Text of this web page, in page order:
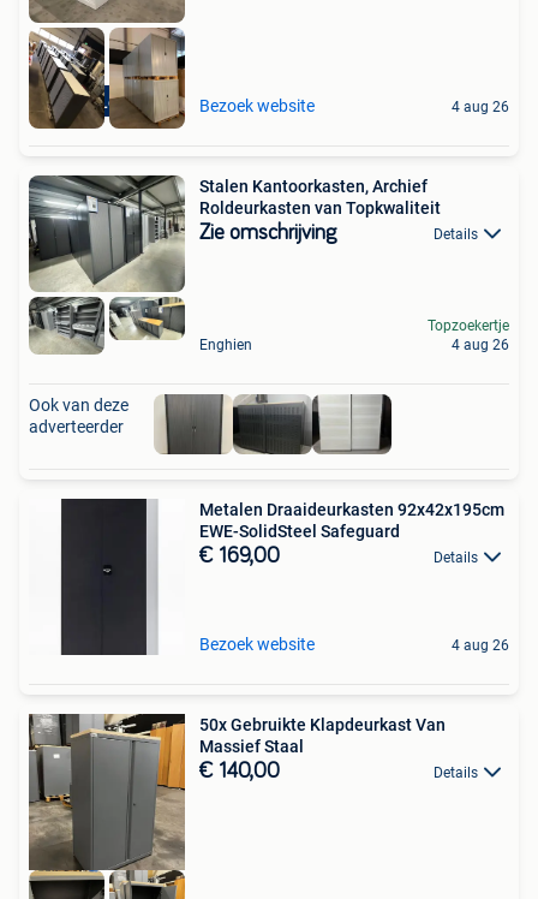
Gratis Levering Bezoek website 4 aug 26
Stalen Kantoorkasten, Archief
Roldeurkasten van Topkwaliteit
Zie omschrijving Details
Enghien
Topzoekertje
4 aug 26
Ook van deze
adverteerder
Metalen Draaideurkasten 92x42x195cm
EWE-SolidSteel Safeguard
€ 169,00 Details
Bezoek website 4 aug 26
50x Gebruikte Klapdeurkast Van
Massief Staal
€ 140,00 Details